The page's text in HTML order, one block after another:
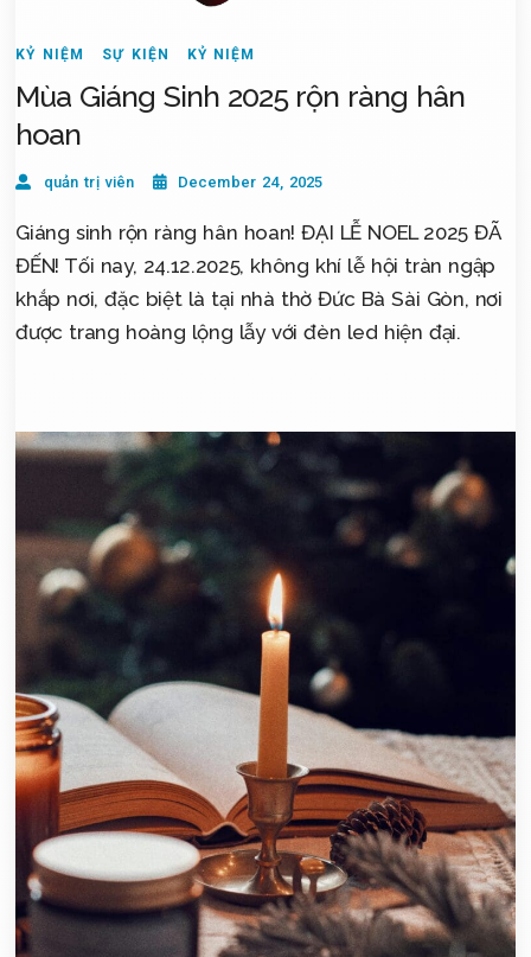
KỶ NIỆM SỰ KIỆN KỶ NIỆM
Mùa Giáng Sinh 2025 rộn ràng hân
hoan
quản trị viên December 24, 2025
Giáng sinh rộn ràng hân hoan! ĐẠI LỄ NOEL 2025 ĐÃ
ĐẾN! Tối nay, 24.12.2025, không khí lễ hội tràn ngập
khắp nơi, đặc biệt là tại nhà thờ Đức Bà Sài Gòn, nơi
được trang hoàng lộng lẫy với đèn led hiện đại.